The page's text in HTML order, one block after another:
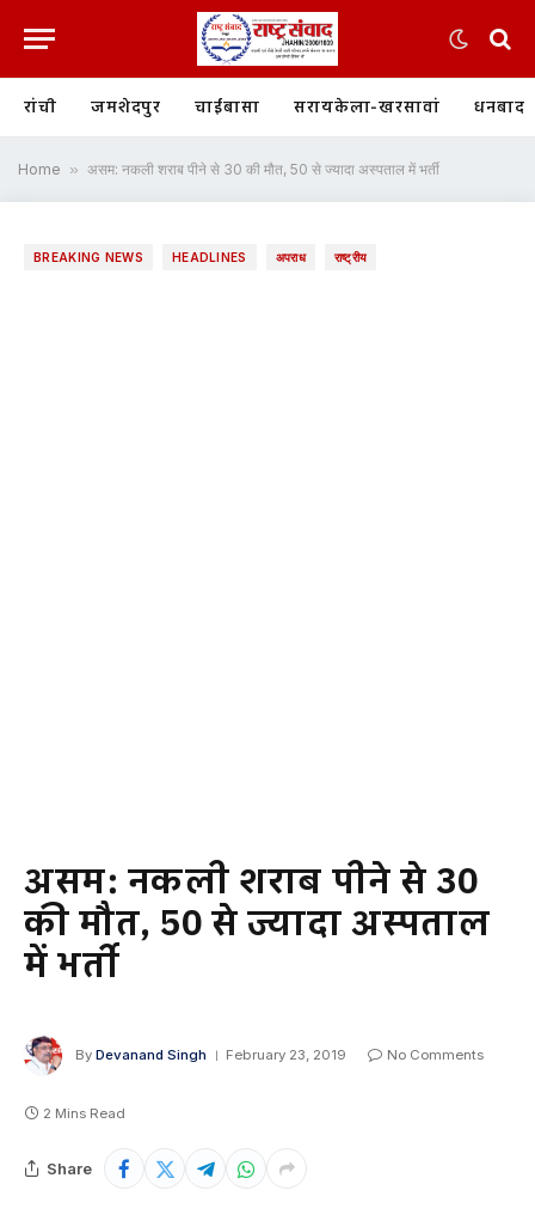
रांची जमशेदपुर चाईबासा सरायकेला-खरसावां धनबाद
Home » असम: नकली शराब पीने से 30 की मौत, 50 से ज्यादा अस्पताल में भर्ती
BREAKING NEWS HEADLINES अपराध राष्ट्रीय
असम: नकली शराब पीने से 30
की मौत, 50 से ज्यादा अस्पताल
में भर्ती
By Devanand Singh February 23, 2019 No Comments
2 Mins Read
Share